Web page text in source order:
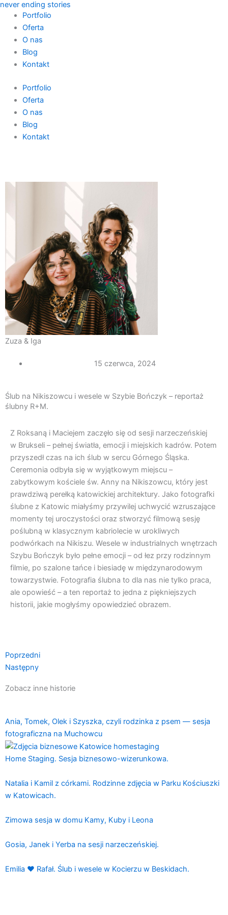
Przejdź
treści
never ending stories
Portfolio
Oferta
O nas
Blog
Kontakt
Portfolio
Oferta
O nas
Blog
Kontakt
Zuza & Iga
15 czerwca, 2024
Ślub na Nikiszowcu i wesele w Szybie Bończyk – reportaż
ślubny R+M.
Z Roksaną i Maciejem zaczęło się od sesji narzeczeńskiej
w Brukseli – pełnej światła, emocji i miejskich kadrów. Potem
przyszedł czas na ich ślub w sercu Górnego Śląska.
Ceremonia odbyła się w wyjątkowym miejscu –
zabytkowym kościele św. Anny na Nikiszowcu, który jest
prawdziwą perełką katowickiej architektury. Jako fotografki
ślubne z Katowic miałyśmy przywilej uchwycić wzruszające
momenty tej uroczystości oraz stworzyć filmową sesję
poślubną w klasycznym kabriolecie w urokliwych
podwórkach na Nikiszu. Wesele w industrialnych wnętrzach
Szybu Bończyk było pełne emocji – od łez przy rodzinnym
filmie, po szalone tańce i biesiadę w międzynarodowym
towarzystwie. Fotografia ślubna to dla nas nie tylko praca,
ale opowieść – a ten reportaż to jedna z piękniejszych
historii, jakie mogłyśmy opowiedzieć obrazem.
Prev
Poprzedni
Następny
Następny
Zobacz inne historie
Ania, Tomek, Olek i Szyszka, czyli rodzinka z psem — sesja
fotograficzna na Muchowcu
Home Staging. Sesja biznesowo-wizerunkowa.
Natalia i Kamil z córkami. Rodzinne zdjęcia w Parku Kościuszki
w Katowicach.
Zimowa sesja w domu Kamy, Kuby i Leona
Gosia, Janek i Yerba na sesji narzeczeńskiej.
Emilia ♥ Rafał. Ślub i wesele w Kocierzu w Beskidach.